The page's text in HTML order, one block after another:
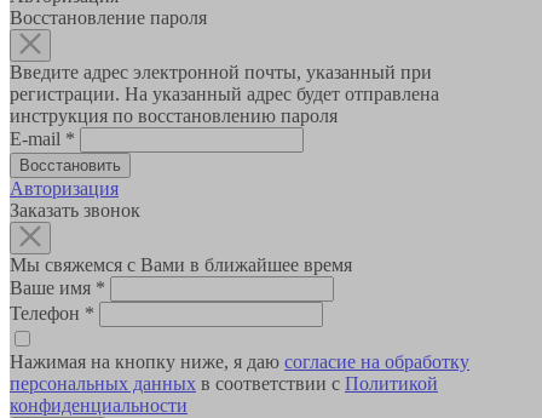
Восстановление пароля
Введите адрес электронной почты, указанный при
регистрации. На указанный адрес будет отправлена
инструкция по восстановлению пароля
E-mail *
Авторизация
Заказать звонок
Мы свяжемся с Вами в ближайшее время
Ваше имя *
Телефон *
Нажимая на кнопку ниже, я даю согласие на обработку
персональных данных в соответствии с Политикой
конфиденциальности